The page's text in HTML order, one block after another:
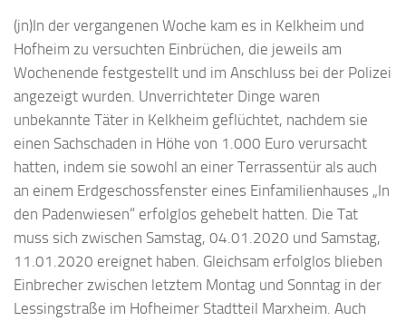
(jn)In der vergangenen Woche kam es in Kelkheim und
Hofheim zu versuchten Einbrüchen, die jeweils am
Wochenende festgestellt und im Anschluss bei der Polizei
angezeigt wurden. Unverrichteter Dinge waren
unbekannte Täter in Kelkheim geflüchtet, nachdem sie
einen Sachschaden in Höhe von 1.000 Euro verursacht
hatten, indem sie sowohl an einer Terrassentür als auch
an einem Erdgeschossfenster eines Einfamilienhauses „In
den Padenwiesen“ erfolglos gehebelt hatten. Die Tat
muss sich zwischen Samstag, 04.01.2020 und Samstag,
11.01.2020 ereignet haben. Gleichsam erfolglos blieben
Einbrecher zwischen letztem Montag und Sonntag in der
Lessingstraße im Hofheimer Stadtteil Marxheim. Auch